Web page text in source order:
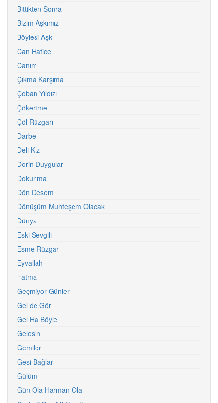
Bittikten Sonra
Bizim Aşkımız
Böylesi Aşk
Can Hatice
Canım
Çıkma Karşıma
Çoban Yıldızı
Çökertme
Çöl Rüzgarı
Darbe
Deli Kız
Derin Duygular
Dokunma
Dön Desem
Dönüşüm Muhteşem Olacak
Dünya
Eski Sevgili
Esme Rüzgar
Eyvallah
Fatma
Geçmiyor Günler
Gel de Gör
Gel Ha Böyle
Gelesin
Gemiler
Gesi Bağları
Gülüm
Gün Ola Harman Ola